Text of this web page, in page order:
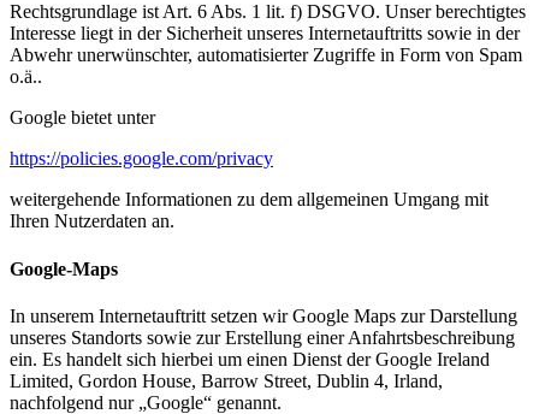
Rechtsgrundlage ist Art. 6 Abs. 1 lit. f) DSGVO. Unser berechtigtes
Interesse liegt in der Sicherheit unseres Internetauftritts sowie in der
Abwehr unerwünschter, automatisierter Zugriffe in Form von Spam
o.ä..
Google bietet unter
https://policies.google.com/privacy
weitergehende Informationen zu dem allgemeinen Umgang mit
Ihren Nutzerdaten an.
Google-Maps
In unserem Internetauftritt setzen wir Google Maps zur Darstellung
unseres Standorts sowie zur Erstellung einer Anfahrtsbeschreibung
ein. Es handelt sich hierbei um einen Dienst der Google Ireland
Limited, Gordon House, Barrow Street, Dublin 4, Irland,
nachfolgend nur „Google“ genannt.